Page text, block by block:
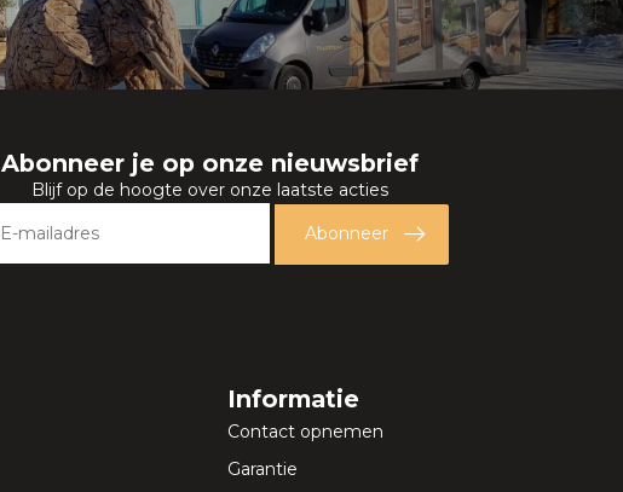
Abonneer je op onze nieuwsbrief
Blijf op de hoogte over onze laatste acties
Abonneer
Informatie
Contact opnemen
Garantie